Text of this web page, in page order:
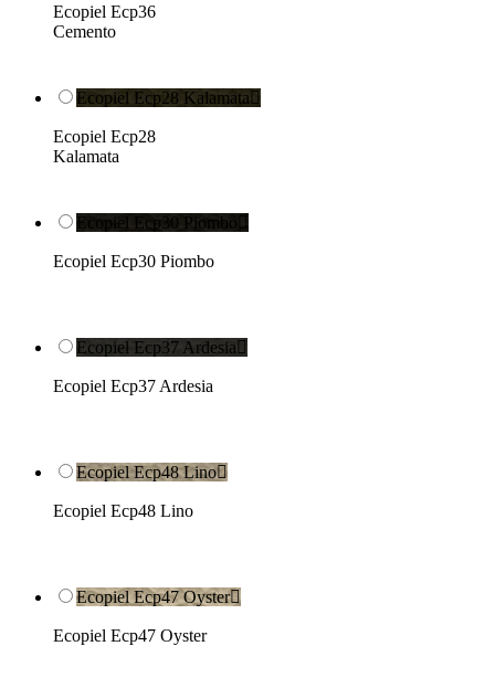
Ecopiel Ecp36
Cemento
Ecopiel Ecp28 Kalamata
Ecopiel Ecp28
Kalamata
Ecopiel Ecp30 Piombo 
Ecopiel Ecp30 Piombo
Ecopiel Ecp37 Ardesia
Ecopiel Ecp37 Ardesia
Ecopiel Ecp48 Lino
Ecopiel Ecp48 Lino
Ecopiel Ecp47 Oyster
Ecopiel Ecp47 Oyster